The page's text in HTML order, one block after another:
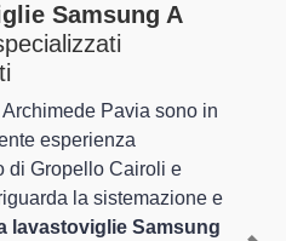
Samsung A
Pavia sono in
esperienza
di Gropello Cairoli e
la sistemazione e
lavastoviglie Samsung